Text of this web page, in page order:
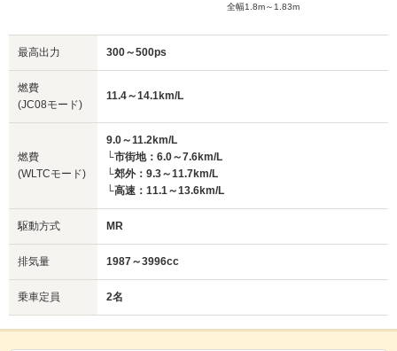
全幅1.8m～1.83m
最高出力 300～500ps
燃費
(JC08モード)
11.4～14.1km/L
燃費
(WLTCモード)
9.0～11.2km/L
└市街地：6.0～7.6km/L
└郊外：9.3～11.7km/L
└高速：11.1～13.6km/L
駆動方式 MR
排気量 1987～3996cc
乗車定員 2名